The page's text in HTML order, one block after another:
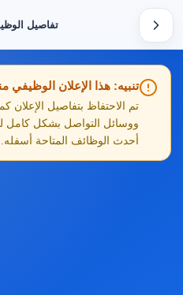
تفاصيل
تنبيه: هذا الإعلان الوظيفي
تم الاحتفاظ بتفاصيل الإعلان
ووسائل التواصل بشكل كامل
أحدث الوظائف المتاحة أسفله.